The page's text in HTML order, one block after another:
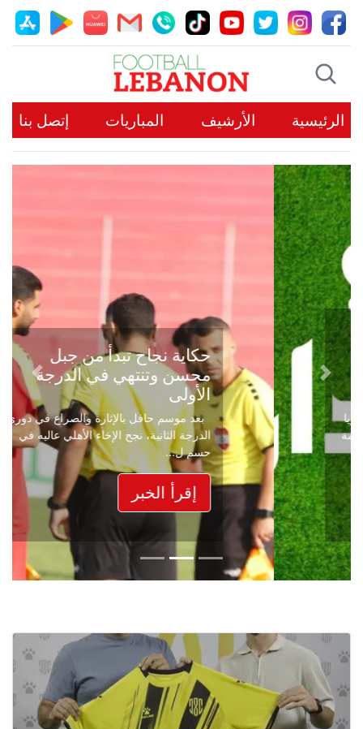
الرئيسية الأرشيف المباريات إتصل بنا
حكاية نجاح تبدأ من جبل
محسن وتنتهي في الدرجة
الأولى
بعد موسم حافل بالإثارة والصراع في دوري
الدرجة الثانية، نجح الإخاء الأهلي عاليه في
حسم ل...
إقرأ الخبر
Previous
Next